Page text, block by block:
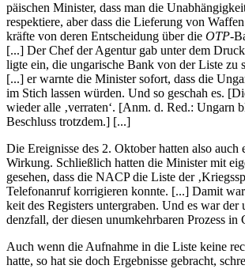
päi­schen Minis­ter, dass man die
respek­tiere, aber dass die Lie­fe­rung von
kräfte von deren Ent­schei­dung über die OTP-
[...] Der Chef der Agentur gab unter dem
ligte ein, die unga­ri­sche Bank von der Liste zu
[...] er warnte die Minis­ter sofort, dass die
im Stich lassen würden. Und so geschah es.
wieder alle ‚ver­ra­ten‘. [Anm. d. Red.: Ungarn
Beschluss trotzdem.] [...]
Die Ereig­nisse des 2. Oktober hatten also auch
Wirkung. Schließ­lich hatten die Minis­ter mit
gesehen, dass die NACP die Liste der
Tele­fon­an­ruf kor­ri­gie­ren konnte. [...] Damit
keit des Regis­ters unter­gra­ben. Und es war der
denz­fall, der diesen unum­kehr­ba­ren Prozess in
Auch wenn die Auf­nahme in die Liste keine
hatte, so hat sie doch Ergeb­nisse gebracht,